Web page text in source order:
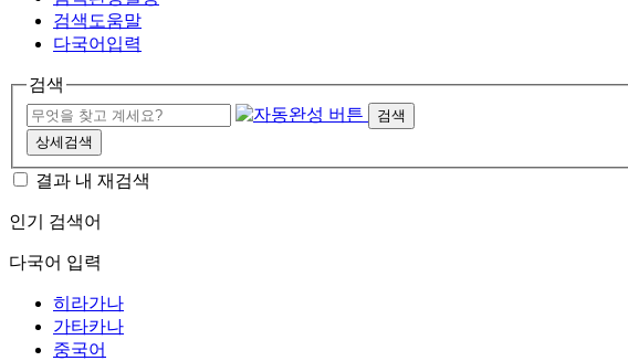
검색도움말
다국어입력
검색
검색
상세검색
결과 내 재검색
인기 검색어
다국어 입력
히라가나
가타카나
중국어